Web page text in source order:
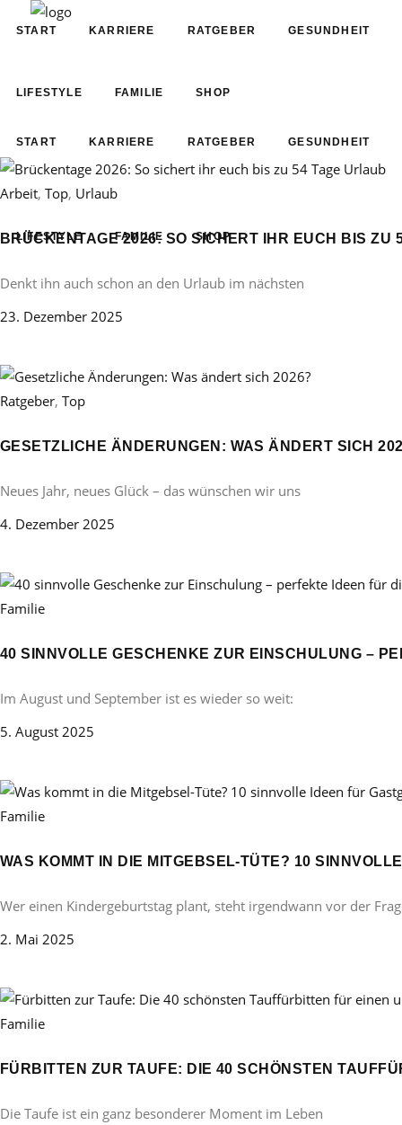
START KARRIERE RATGEBER GESUNDHEIT
LIFESTYLE FAMILIE SHOP
START KARRIERE RATGEBER GESUNDHEIT
LIFESTYLE FAMILIE SHOP
Arbeit, Top, Urlaub
BRÜCKENTAGE 2026: SO SICHERT IHR EUCH BIS ZU
Denkt ihn auch schon an den Urlaub im nächsten
23. Dezember 2025
Ratgeber, Top
GESETZLICHE ÄNDERUNGEN: WAS ÄNDERT SICH
Neues Jahr, neues Glück – das wünschen wir uns
4. Dezember 2025
Familie
40 SINNVOLLE GESCHENKE ZUR EINSCHULUNG –
Im August und September ist es wieder so weit:
5. August 2025
Familie
WAS KOMMT IN DIE MITGEBSEL-TÜTE? 10
Wer einen Kindergeburtstag plant, steht irgendwann vor der
2. Mai 2025
Familie
FÜRBITTEN ZUR TAUFE: DIE 40 SCHÖNSTEN
Die Taufe ist ein ganz besonderer Moment im Leben